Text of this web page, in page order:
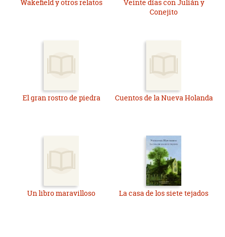
Wakefield y otros relatos
Veinte días con Julián y
Conejito
El gran rostro de piedra Cuentos de la Nueva Holanda
Un libro maravilloso La casa de los siete tejados